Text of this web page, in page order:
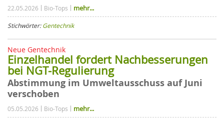
22.05.2026 Bio-Tops mehr...
Stichwörter:Gentechnik
Neue Gentechnik
Einzelhandel fordert Nachbesserungen
bei NGT-Regulierung
Abstimmung im Umweltausschuss auf Juni
verschoben
05.05.2026 Bio-Tops mehr...